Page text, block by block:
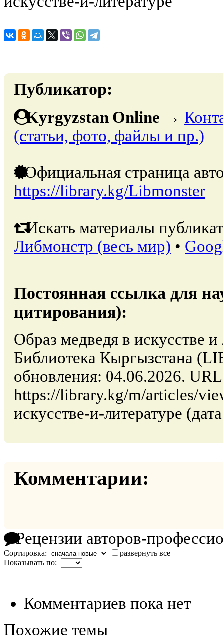
Публикатор:
Kyrgyzstan Online →
(статьи, фото, файлы и пр.)
Официальная страница
https://library.kg/Libmonster
Искать материалы
Либмонстр (весь мир) •
Постоянная ссылка для
цитирования):
Образ медведя в искусстве
Библиотека Кыргызстана
обновления: 04.06.2026.
https://library.kg/m/articles/
искусстве-и-литературе
Комментарии:
Рецензии авторов-
Сортировка:
развернуть все
Показывать по:
Комментариев пока нет
Похожие темы